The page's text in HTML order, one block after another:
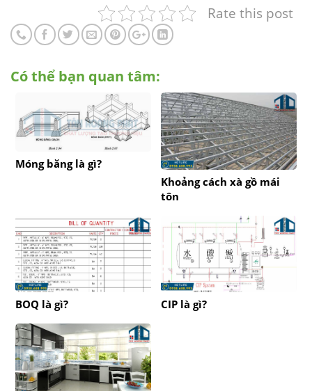
Rate this post
Có thể bạn quan tâm:
Móng băng là gì?
Khoảng cách xà gồ mái
tôn
BOQ là gì? CIP là gì?